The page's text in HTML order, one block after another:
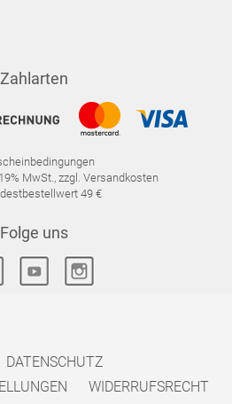
Zahlarten
MwSt., zzgl. Versandkosten
49 €
Folge uns
DATENSCHUTZ
WIDERRUFSRECHT